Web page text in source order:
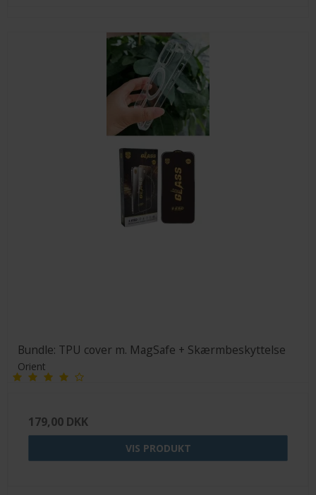
Bundle: TPU cover m. MagSafe + Skærmbeskyttelse
Orient
179,00 DKK
VIS PRODUKT